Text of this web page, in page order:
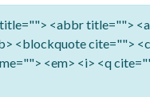
<abbr title="">
<blockquote cite="">
<em> <i> <q